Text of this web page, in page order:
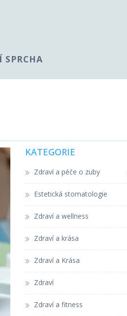
SPRCHA
KATEGORIE
Zdraví a péče o zuby
Estetická stomatologie
Zdraví a wellness
Zdraví a krása
Zdraví a Krása
Zdraví
Zdraví a fitness